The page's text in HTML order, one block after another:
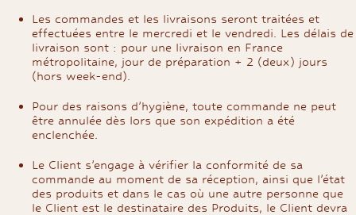
Les commandes et les livraisons seront traitées et
effectuées entre le mercredi et le vendredi. Les délais de
livraison sont : pour une livraison en France
métropolitaine, jour de préparation + 2 (deux) jours
(hors week-end).
Pour des raisons d’hygiène, toute commande ne peut
être annulée dès lors que son expédition a été
enclenchée.
Le Client s’engage à vérifier la conformité de sa
commande au moment de sa réception, ainsi que l’état
des produits et dans le cas où une autre personne que
le Client est le destinataire des Produits, le Client devra